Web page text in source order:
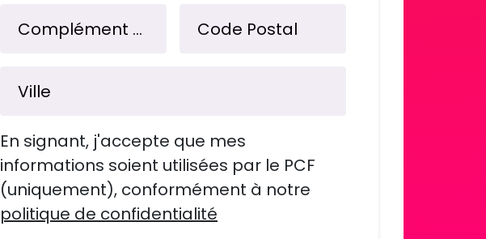
Complément d'adresse Code Postal
Ville
En signant, j'accepte que mes
informations soient utilisées par le PCF
(uniquement), conformément à notre
politique de confidentialité